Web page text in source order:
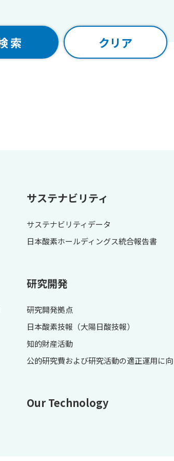
サステナビリティ
サステナビリティデータ
日本酸素ホールディングス統合報告書
研究開発
研究開発拠点
日本酸素技報（大陽日酸技報）
知的財産活動
公的研究費および研究活動の適正運用に
Our Technology